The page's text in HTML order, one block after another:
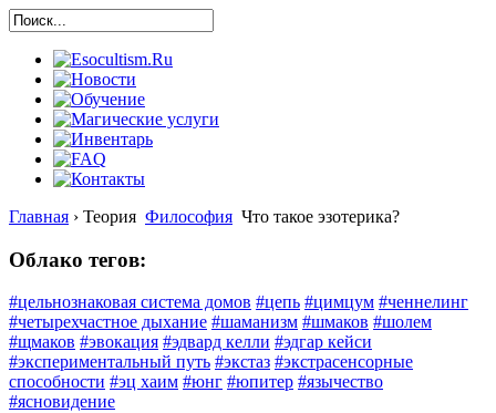
Главная › Теория Философия Что такое эзотерика?
Облако тегов:
#цельнознаковая система домов #цепь #цимцум #ченнелинг
#четырехчастное дыхание #шаманизм #шмаков #шолем
#щмаков #эвокация #эдвард келли #эдгар кейси
#экспериментальный путь #экстаз #экстрасенсорные
способности #эц хаим #юнг #юпитер #язычество
#ясновидение